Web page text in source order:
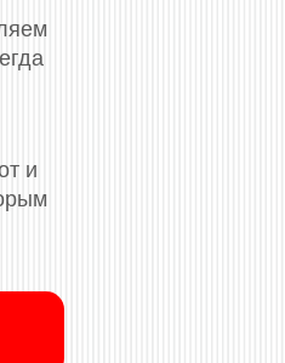
и